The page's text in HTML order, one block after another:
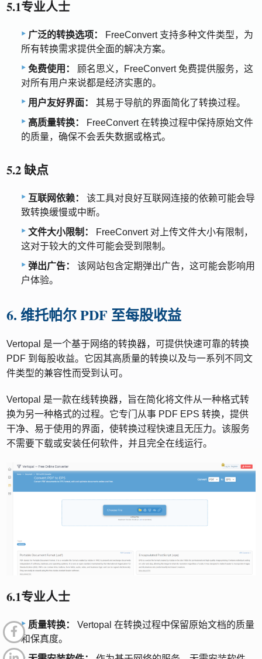
5.1专业人士
广泛的转换选项：
FreeConvert 支持多种文件类型，为
所有转换需求提供全面的解决方案。
免费使用：
顾名思义，FreeConvert 免费提供服务，这
对所有用户来说都是经济实惠的。
用户友好界面：
其易于导航的界面简化了转换过程。
高质量转换：
FreeConvert 在转换过程中保持原始文件
的质量，确保不会丢失数据或格式。
5.2 缺点
互联网依赖：
该工具对良好互联网连接的依赖可能会导
致转换缓慢或中断。
文件大小限制：
FreeConvert 对上传文件大小有限制，
这对于较大的文件可能会受到限制。
弹出广告：
该网站包含定期弹出广告，这可能会影响用
户体验。
6. 维托帕尔 PDF 至每股收益
Vertopal 是一个基于网络的转换器，可提供快速可靠的转换
PDF 到每股收益。它因其高质量的转换以及与一系列不同文
件类型的兼容性而受到认可。
Vertopal 是一款在线转换器，旨在简化将文件从一种格式转
换为另一种格式的过程。它专门从事 PDF EPS 转换，提供
干净、易于使用的界面，使转换过程快速且无压力。该服务
不需要下载或安装任何软件，并且完全在线运行。
6.1专业人士
质量转换：
Vertopal 在转换过程中保留原始文档的质量
和保真度。